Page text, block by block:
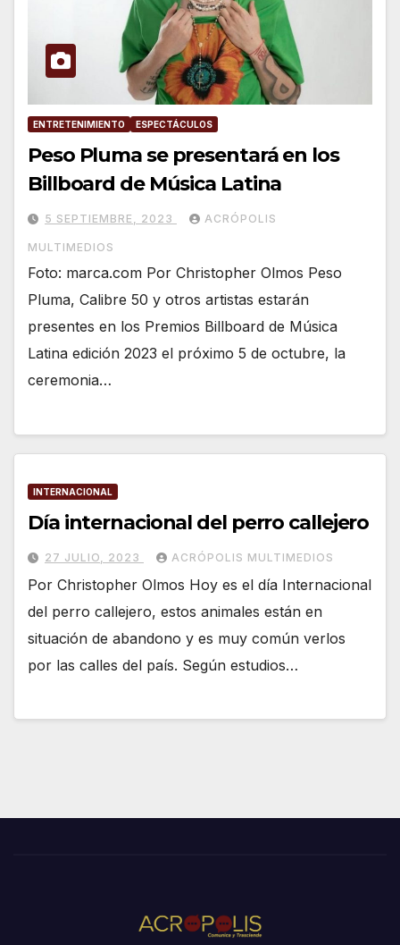
ENTRETENIMIENTO ESPECTÁCULOS
Peso Pluma se presentará en los
Billboard de Música Latina
5 SEPTIEMBRE, 2023 ACRÓPOLIS
MULTIMEDIOS
Foto: marca.com Por Christopher Olmos Peso
Pluma, Calibre 50 y otros artistas estarán
presentes en los Premios Billboard de Música
Latina edición 2023 el próximo 5 de octubre, la
ceremonia…
INTERNACIONAL
Día internacional del perro callejero
27 JULIO, 2023 ACRÓPOLIS MULTIMEDIOS
Por Christopher Olmos Hoy es el día Internacional
del perro callejero, estos animales están en
situación de abandono y es muy común verlos
por las calles del país. Según estudios…